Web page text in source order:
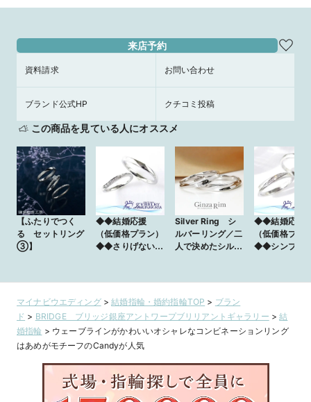
来店予約
資料請求 お問い合わせ
ブランド公式HP クチコミ投稿
この商品を見ている人にオススメ
【ふたりでつく
る セットリング
③】
◆◆結婚応援
（低価格プラン）
◆◆さりげない
人の高級感／ルカ
Silver Ring シ
ルバーリング／二
人で決めたシル
◆◆結婚応援
（低価格プラ
◆◆シンプル
マイナビウエディング>結婚指輪・婚約指輪TOP > ブラン
ド > BRIDGE ブリッジ銀座アントワープブリリアントギャラリー >結
婚指輪 > ウェーブラインがかわいいオシャレなコンビネーションリング
はあめがモチーフのCandyが人気